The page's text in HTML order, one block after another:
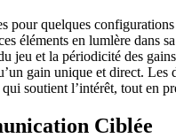
pour quelques
éléments en lumlère
jeu et la périodicité des
gain unique et direct.
soutient l’intérêt, tout en
Ciblée